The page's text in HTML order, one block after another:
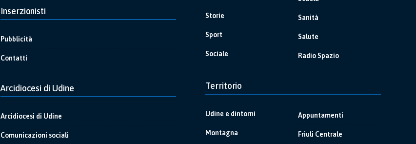
Inserzionisti
Pubblicità
Contatti
Arcidiocesi di Udine
Arcidiocesi di Udine
Comunicazioni sociali
Storie
Sport
Sociale
Sanità
Salute
Radio Spazio
Territorio
Udine e dintorni
Montagna
Appuntamenti
Friuli Centrale